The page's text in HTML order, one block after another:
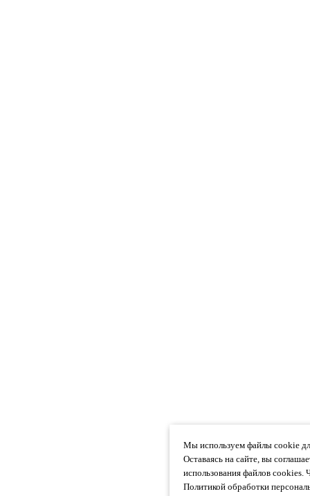
Мы используем файлы cookie
Оставаясь на сайте, вы
использования файлов cookies.
Политикой обработки